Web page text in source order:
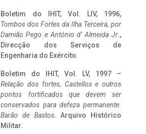
Boletim do IHIT, Vol. LIV, 1996,
Tombos dos Fortes da Ilha Terceira, por
Damião Pego e António d’ Almeida Jr.,
Direcção dos Serviços de
Engenharia do Exército.
Boletim do IHIT, Vol. LV, 1997 –
Relação dos fortes, Castellos e outros
pontos fortificados que devem ser
conservados para defeza permanente.
Barão de Bastos. Arquivo Histórico
Militar.